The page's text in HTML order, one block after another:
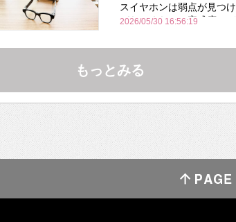
スイヤホンは弱点が見つけ
づらいくらいの完成度にび
Bose並み
2026/05/30 16:56:19
もっとみる